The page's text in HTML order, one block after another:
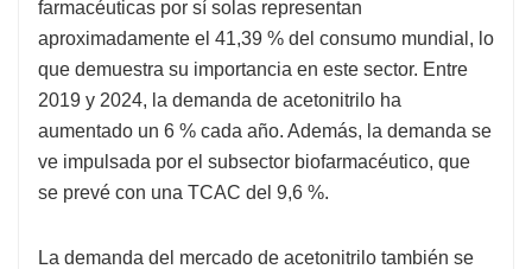
farmacéuticas por sí solas representan
aproximadamente el 41,39 % del consumo mundial, lo
que demuestra su importancia en este sector. Entre
2019 y 2024, la demanda de acetonitrilo ha
aumentado un 6 % cada año. Además, la demanda se
ve impulsada por el subsector biofarmacéutico, que
se prevé con una TCAC del 9,6 %.
La demanda del mercado de acetonitrilo también se